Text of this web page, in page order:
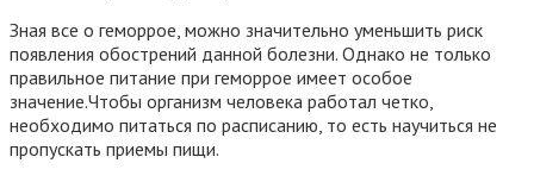
Зная все о геморрое, можно значительно уменьшить риск
появления обострений данной болезни. Однако не только
правильное питание при геморрое имеет особое
значение.Чтобы организм человека работал четко,
необходимо питаться по расписанию, то есть научиться не
пропускать приемы пищи.